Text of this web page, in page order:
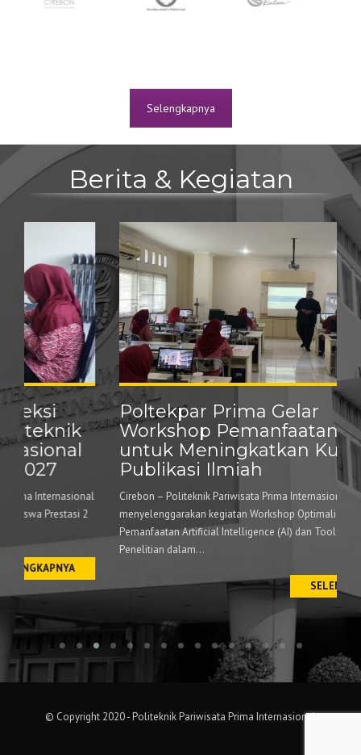
Berita & Kegiatan
Poltekpar Prima Gelar
Workshop Pemanfaatan AI
untuk Meningkatkan Kualitas
Publikasi Ilmiah
Cirebon – Politeknik Pariwisata Prima Internasional
menyelenggarakan kegiatan Workshop Optimalisasi
Penelitian dalam...
SELENGKAPNYA
© Copyright 2020 - Politeknik Pariwisata Prima Internasional